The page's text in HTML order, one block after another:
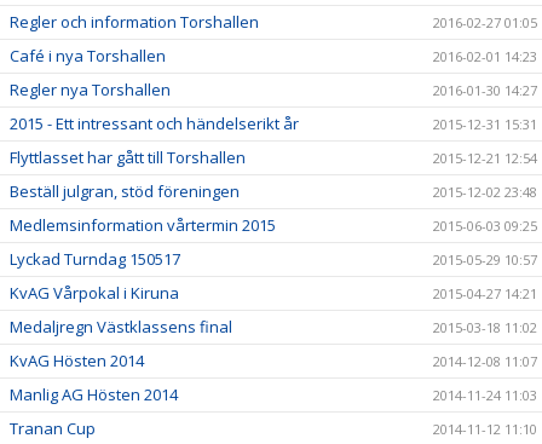
Regler och information Torshallen 2016-02-27 01:05
Café i nya Torshallen 2016-02-01 14:23
Regler nya Torshallen 2016-01-30 14:27
2015 - Ett intressant och händelserikt år 2015-12-31 15:31
Flyttlasset har gått till Torshallen 2015-12-21 12:54
Beställ julgran, stöd föreningen 2015-12-02 23:48
Medlemsinformation vårtermin 2015 2015-06-03 09:25
Lyckad Turndag 150517 2015-05-29 10:57
KvAG Vårpokal i Kiruna 2015-04-27 14:21
Medaljregn Västklassens final 2015-03-18 11:02
KvAG Hösten 2014 2014-12-08 11:07
Manlig AG Hösten 2014 2014-11-24 11:03
Tranan Cup 2014-11-12 11:10